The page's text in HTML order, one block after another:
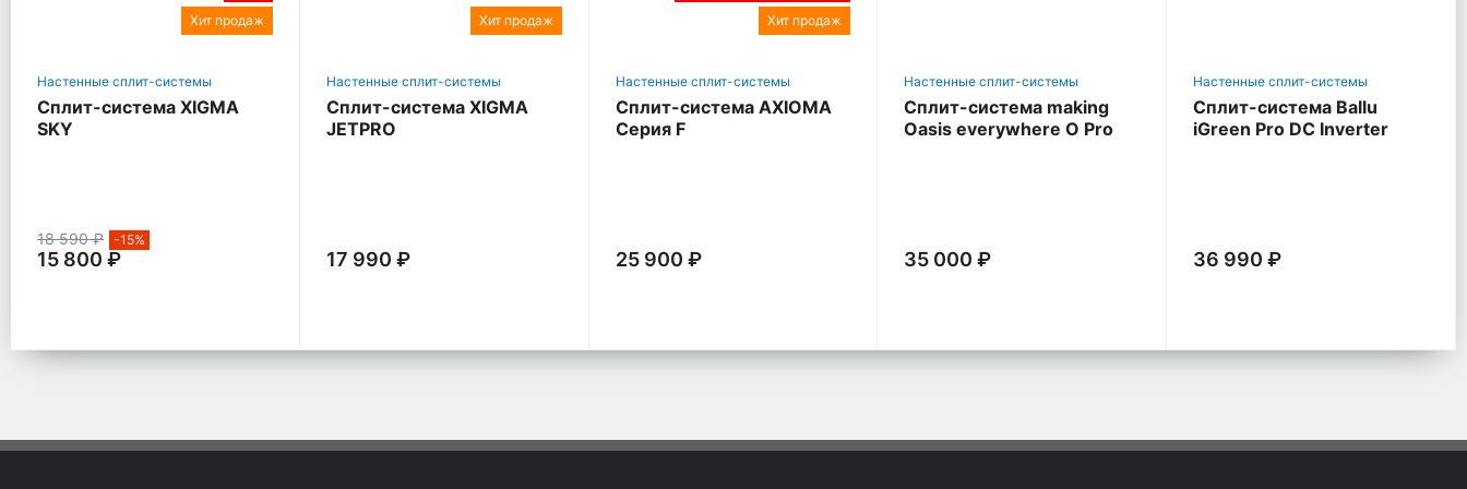
Хит продаж
Настенные сплит-системы
Сплит-система XIGMA
SKY
18 590 ₽ -15%
15 800 ₽
Хит продаж
Настенные сплит-системы
Сплит-система XIGMA
JETPRO
17 990 ₽
Хит продаж
Настенные сплит-системы
Сплит-система AXIOMA
Серия F
25 900 ₽
Настенные сплит-системы
Сплит-система making
Oasis everywhere O Pro
35 000 ₽
Настенные сплит-системы
Сплит-система Ballu
iGreen Pro DC Inverter
36 990 ₽